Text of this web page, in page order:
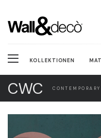
KOLLEKTIONEN
CWC